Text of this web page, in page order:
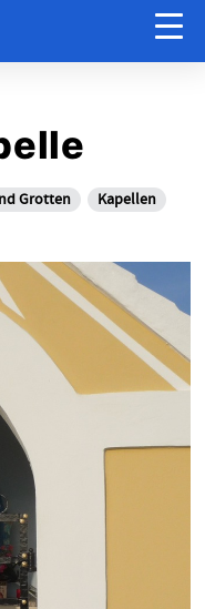
Grotten Kapellen